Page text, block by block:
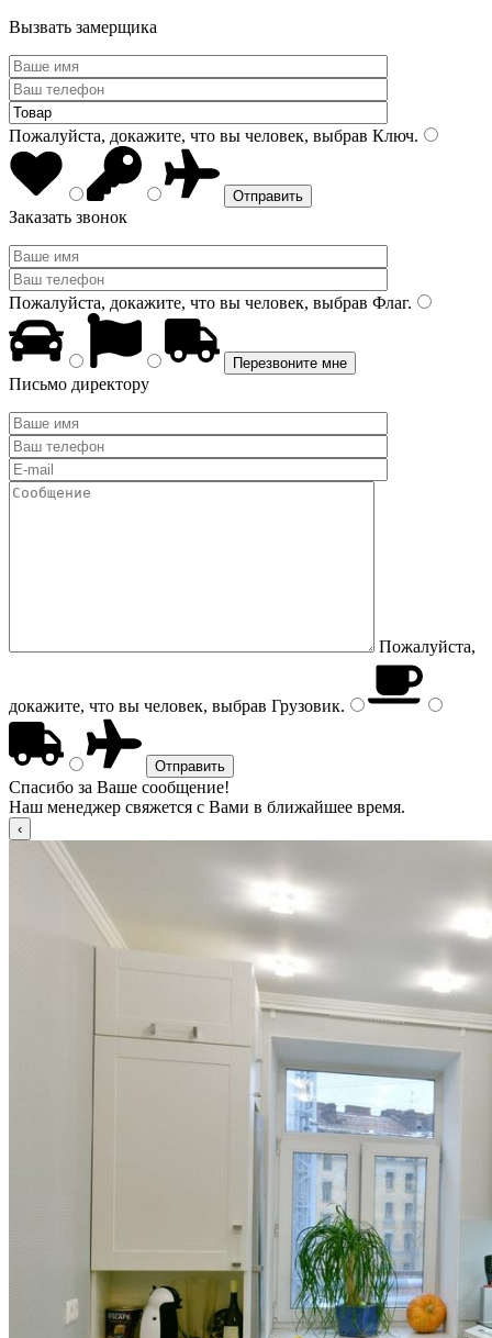
Вызвать замерщика
Пожалуйста, докажите, что вы человек, выбрав Ключ.
Заказать звонок
Пожалуйста, докажите, что вы человек, выбрав Флаг.
Письмо директору
Пожалуйста,
докажите, что вы человек, выбрав Грузовик.
Спасибо за Ваше сообщение!
Наш менеджер свяжется с Вами в ближайшее время.